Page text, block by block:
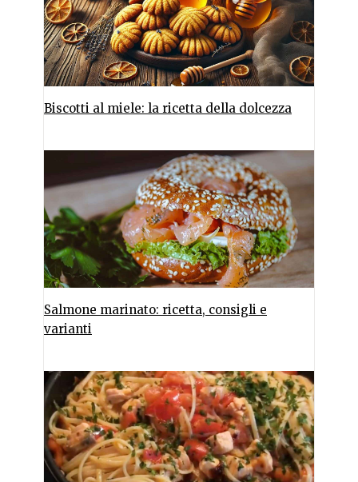
Biscotti al miele: la ricetta della dolcezza
Salmone marinato: ricetta, consigli e
varianti